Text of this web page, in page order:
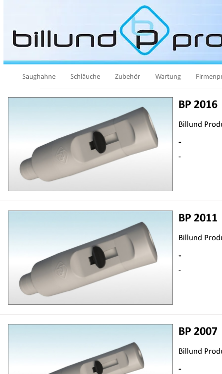
Saughahne Schläuche Zubehör Wartung
BP 2016
Billund
-
-
BP 2011
Billund
-
-
BP 2007
Billund
-